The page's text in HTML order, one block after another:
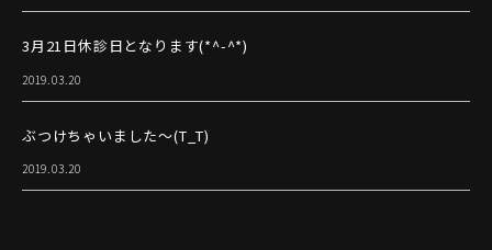
3月21日休診日となります(*^-^*)
2019.03.20
ぶつけちゃいました～(T_T)
2019.03.20